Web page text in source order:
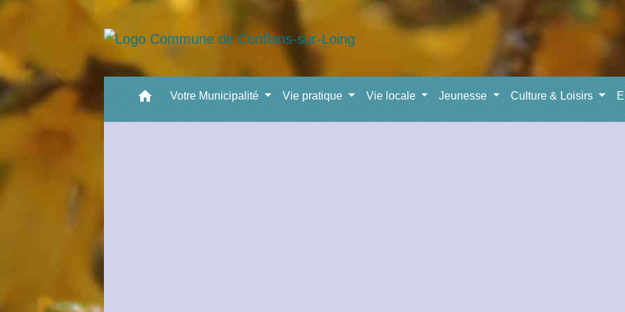
home Votre Municipalité Vie pratique Vie locale Jeunesse Culture & Loisirs